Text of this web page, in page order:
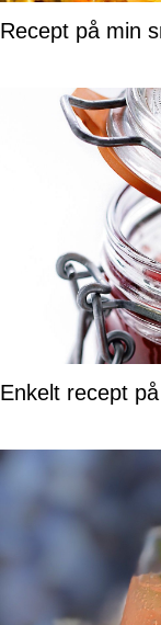
Recept på min
Enkelt recept